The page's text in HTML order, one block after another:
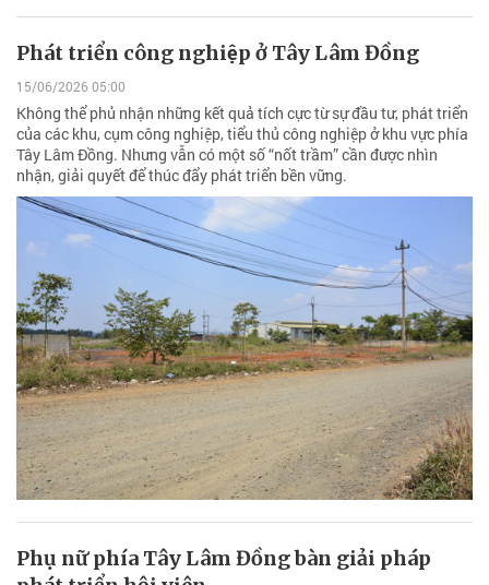
Phát triển công nghiệp ở Tây Lâm Đồng
15/06/2026 05:00
Không thể phủ nhận những kết quả tích cực từ sự đầu tư, phát triển
của các khu, cụm công nghiệp, tiểu thủ công nghiệp ở khu vực phía
Tây Lâm Đồng. Nhưng vẫn có một số “nốt trầm” cần được nhìn
nhận, giải quyết để thúc đẩy phát triển bền vững.
Phụ nữ phía Tây Lâm Đồng bàn giải pháp